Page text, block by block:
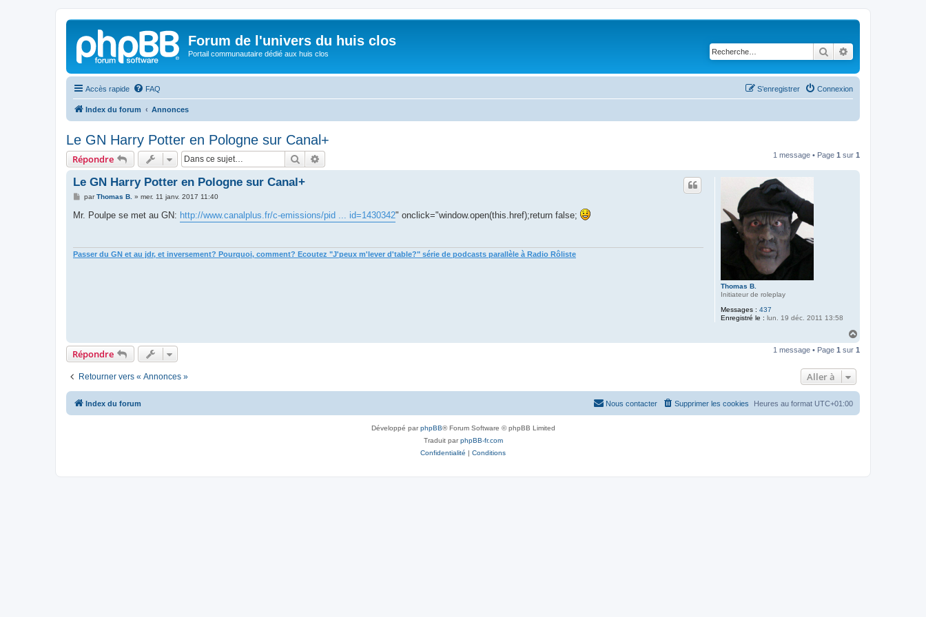
Forum de l'univers du huis clos
Portail communautaire dédié aux huis clos Rechercher
Accès rapide FAQ Connexion
S’enregistrer
Index du forum Annonces
Le GN Harry Potter en Pologne sur Canal+
Répondre Rechercher 1 message • Page 1 sur 1
Thomas B.
Initiateur de roleplay
Messages : 437
Enregistré le : lun. 19 déc. 2011 13:58
Le GN Harry Potter en Pologne sur Canal+
M
s
s
parThomas B. » mer. 11 janv. 2017 11:40
Mr. Poulpe se met au GN: http://www.canalplus.fr/c-emissions/pid ... id=1430342" onclick="window.open(this.href);return false;
Passer du GN et au jdr, et inversement? Pourquoi, comment? Ecoutez "J'peux m'lever d'table?" série de podcasts parallèle à Radio Rôliste
u
Répondre 1 message • Page 1 sur 1
Retourner vers « Annonces » Aller à
Index du forum Heures au format UTC+01:00
Supprimer les cookies
Nous contacter
Développé parphpBB® Forum Software © phpBB Limited
Traduit parphpBB-fr.com
Confidentialité | Conditions